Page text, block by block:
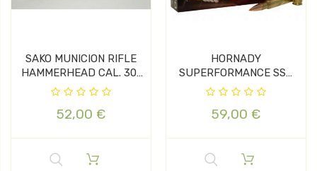
SAKO MUNICION RIFLE
HAMMERHEAD CAL. 30-
06 180gr.
52,00 €
HORNADY
SUPERFORMANCE SST
30-06 165GR
59,00 €